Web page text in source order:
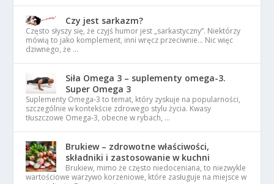
Czy jest sarkazm?
Często słyszy się, że czyjś humor jest „sarkastyczny”. Niektórzy
mówią to jako komplement, inni wręcz przeciwnie… Nic więc
dziwnego, że …
Siła Omega 3 – suplementy omega-3.
Super Omega 3
Suplementy Omega-3 to temat, który zyskuje na popularności,
szczególnie w kontekście zdrowego stylu życia. Kwasy
tłuszczowe Omega-3, obecne w rybach, …
Brukiew – zdrowotne właściwości,
składniki i zastosowanie w kuchni
Brukiew, mimo że często niedoceniana, to niezwykle
wartościowe warzywo korzeniowe, które zasługuje na miejsce w